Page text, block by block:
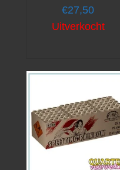
€27,50
Uitverkocht